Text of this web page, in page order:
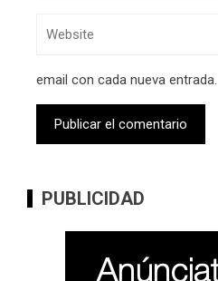
email con cada nueva entrada.
PUBLICIDAD